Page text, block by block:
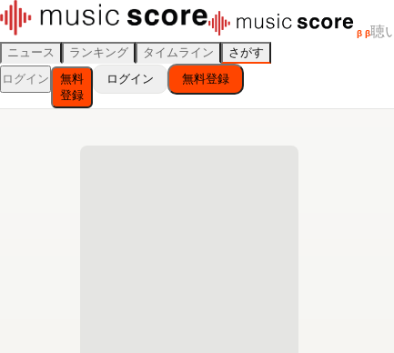
β β聴
ニュース ランキング タイムライン
さがす
ログイン
無料
登録
ログイン 無料登録